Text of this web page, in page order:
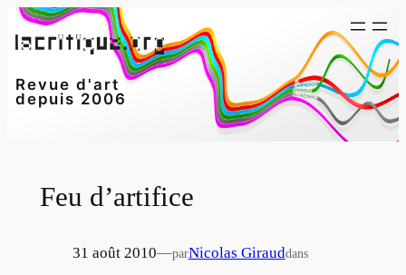
Aller
au
Revue d'art
depuis 2006
Feu d’artifice
31 août 2010—parNicolas Girauddans